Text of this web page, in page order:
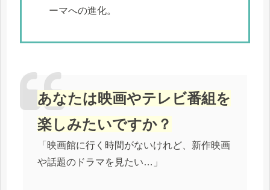
ーマへの進化。
あなたは映画やテレビ番組を
楽しみたいですか？
「映画館に行く時間がないけれど、新作映画
や話題のドラマを見たい…」